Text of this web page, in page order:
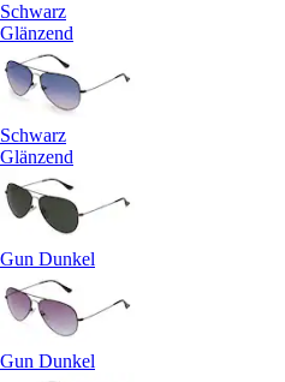
Schwarz
Glänzend
Schwarz
Glänzend
Gun Dunkel
Gun Dunkel